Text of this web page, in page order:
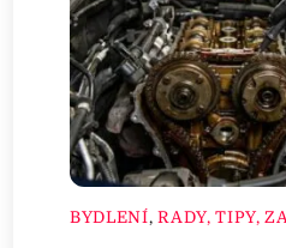
BYDLENÍ,RADY, TIPY,